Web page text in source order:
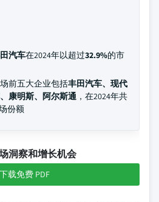
汽车在2024年以超过32.9%的市
前五大企业包括丰田汽车、现代
康明斯、阿尔斯通 ，在2024年共
份额
洞察和增长机会
下载免费 PDF